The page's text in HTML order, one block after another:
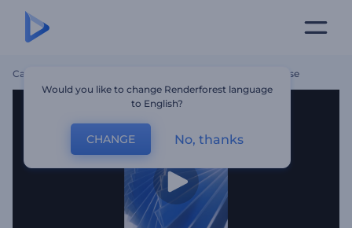
Casa Introduzione Alle Forme Vorticose E Spigolose
Would you like to change Renderforest language
to English?
CHANGE No, thanks